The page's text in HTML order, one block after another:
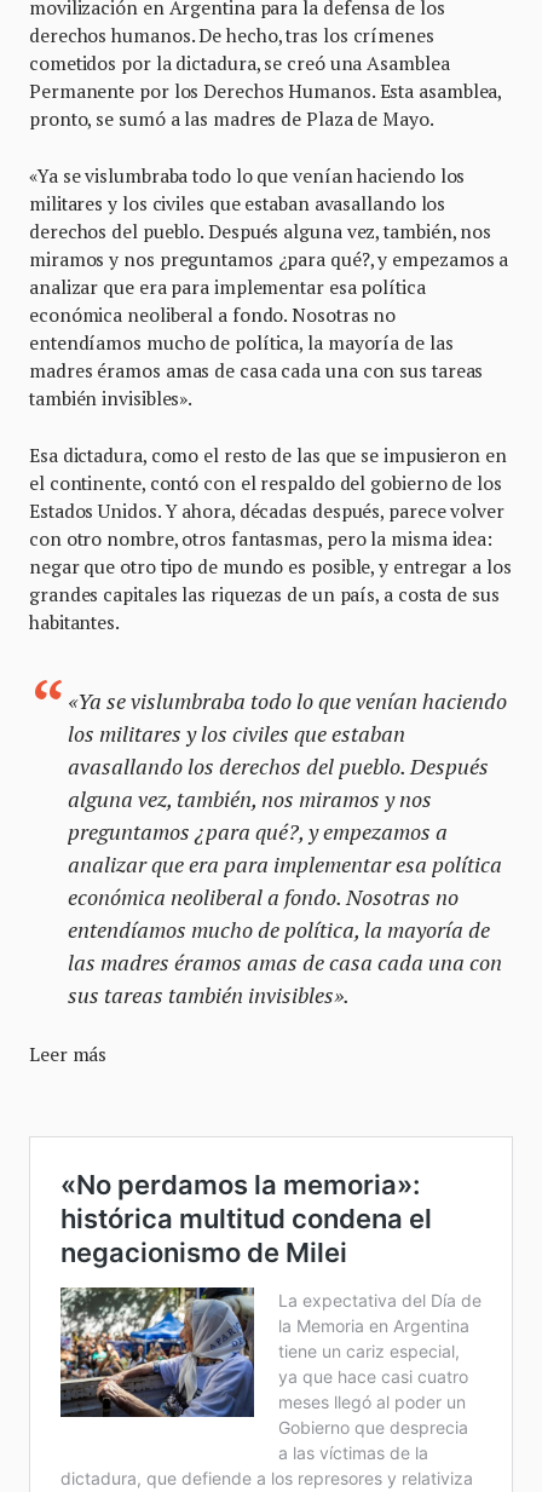
movilización en Argentina para la defensa de los
derechos humanos. De hecho, tras los crímenes
cometidos por la dictadura, se creó una Asamblea
Permanente por los Derechos Humanos. Esta asamblea,
pronto, se sumó a las madres de Plaza de Mayo.
«Ya se vislumbraba todo lo que venían haciendo los
militares y los civiles que estaban avasallando los
derechos del pueblo. Después alguna vez, también, nos
miramos y nos preguntamos ¿para qué?, y empezamos a
analizar que era para implementar esa política
económica neoliberal a fondo. Nosotras no
entendíamos mucho de política, la mayoría de las
madres éramos amas de casa cada una con sus tareas
también invisibles».
Esa dictadura, como el resto de las que se impusieron en
el continente, contó con el respaldo del gobierno de los
Estados Unidos. Y ahora, décadas después, parece volver
con otro nombre, otros fantasmas, pero la misma idea:
negar que otro tipo de mundo es posible, y entregar a los
grandes capitales las riquezas de un país, a costa de sus
habitantes.
«Ya se vislumbraba todo lo que venían haciendo
los militares y los civiles que estaban
avasallando los derechos del pueblo. Después
alguna vez, también, nos miramos y nos
preguntamos ¿para qué?, y empezamos a
analizar que era para implementar esa política
económica neoliberal a fondo. Nosotras no
entendíamos mucho de política, la mayoría de
las madres éramos amas de casa cada una con
sus tareas también invisibles».
Leer más